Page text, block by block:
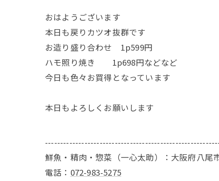
おはようございます
本日も戻りカツオ抜群です
お造り盛り合わせ 1p599円
ハモ照り焼き 1p698円などなど
今日も色々お買得となっています
本日もよろしくお願いします
鮮魚・精肉・惣菜（一心太助）：大阪府八尾
電話： 072-983-5275